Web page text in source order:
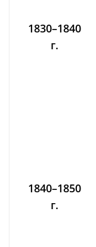
1830–1840
г.
1840–1850
г.